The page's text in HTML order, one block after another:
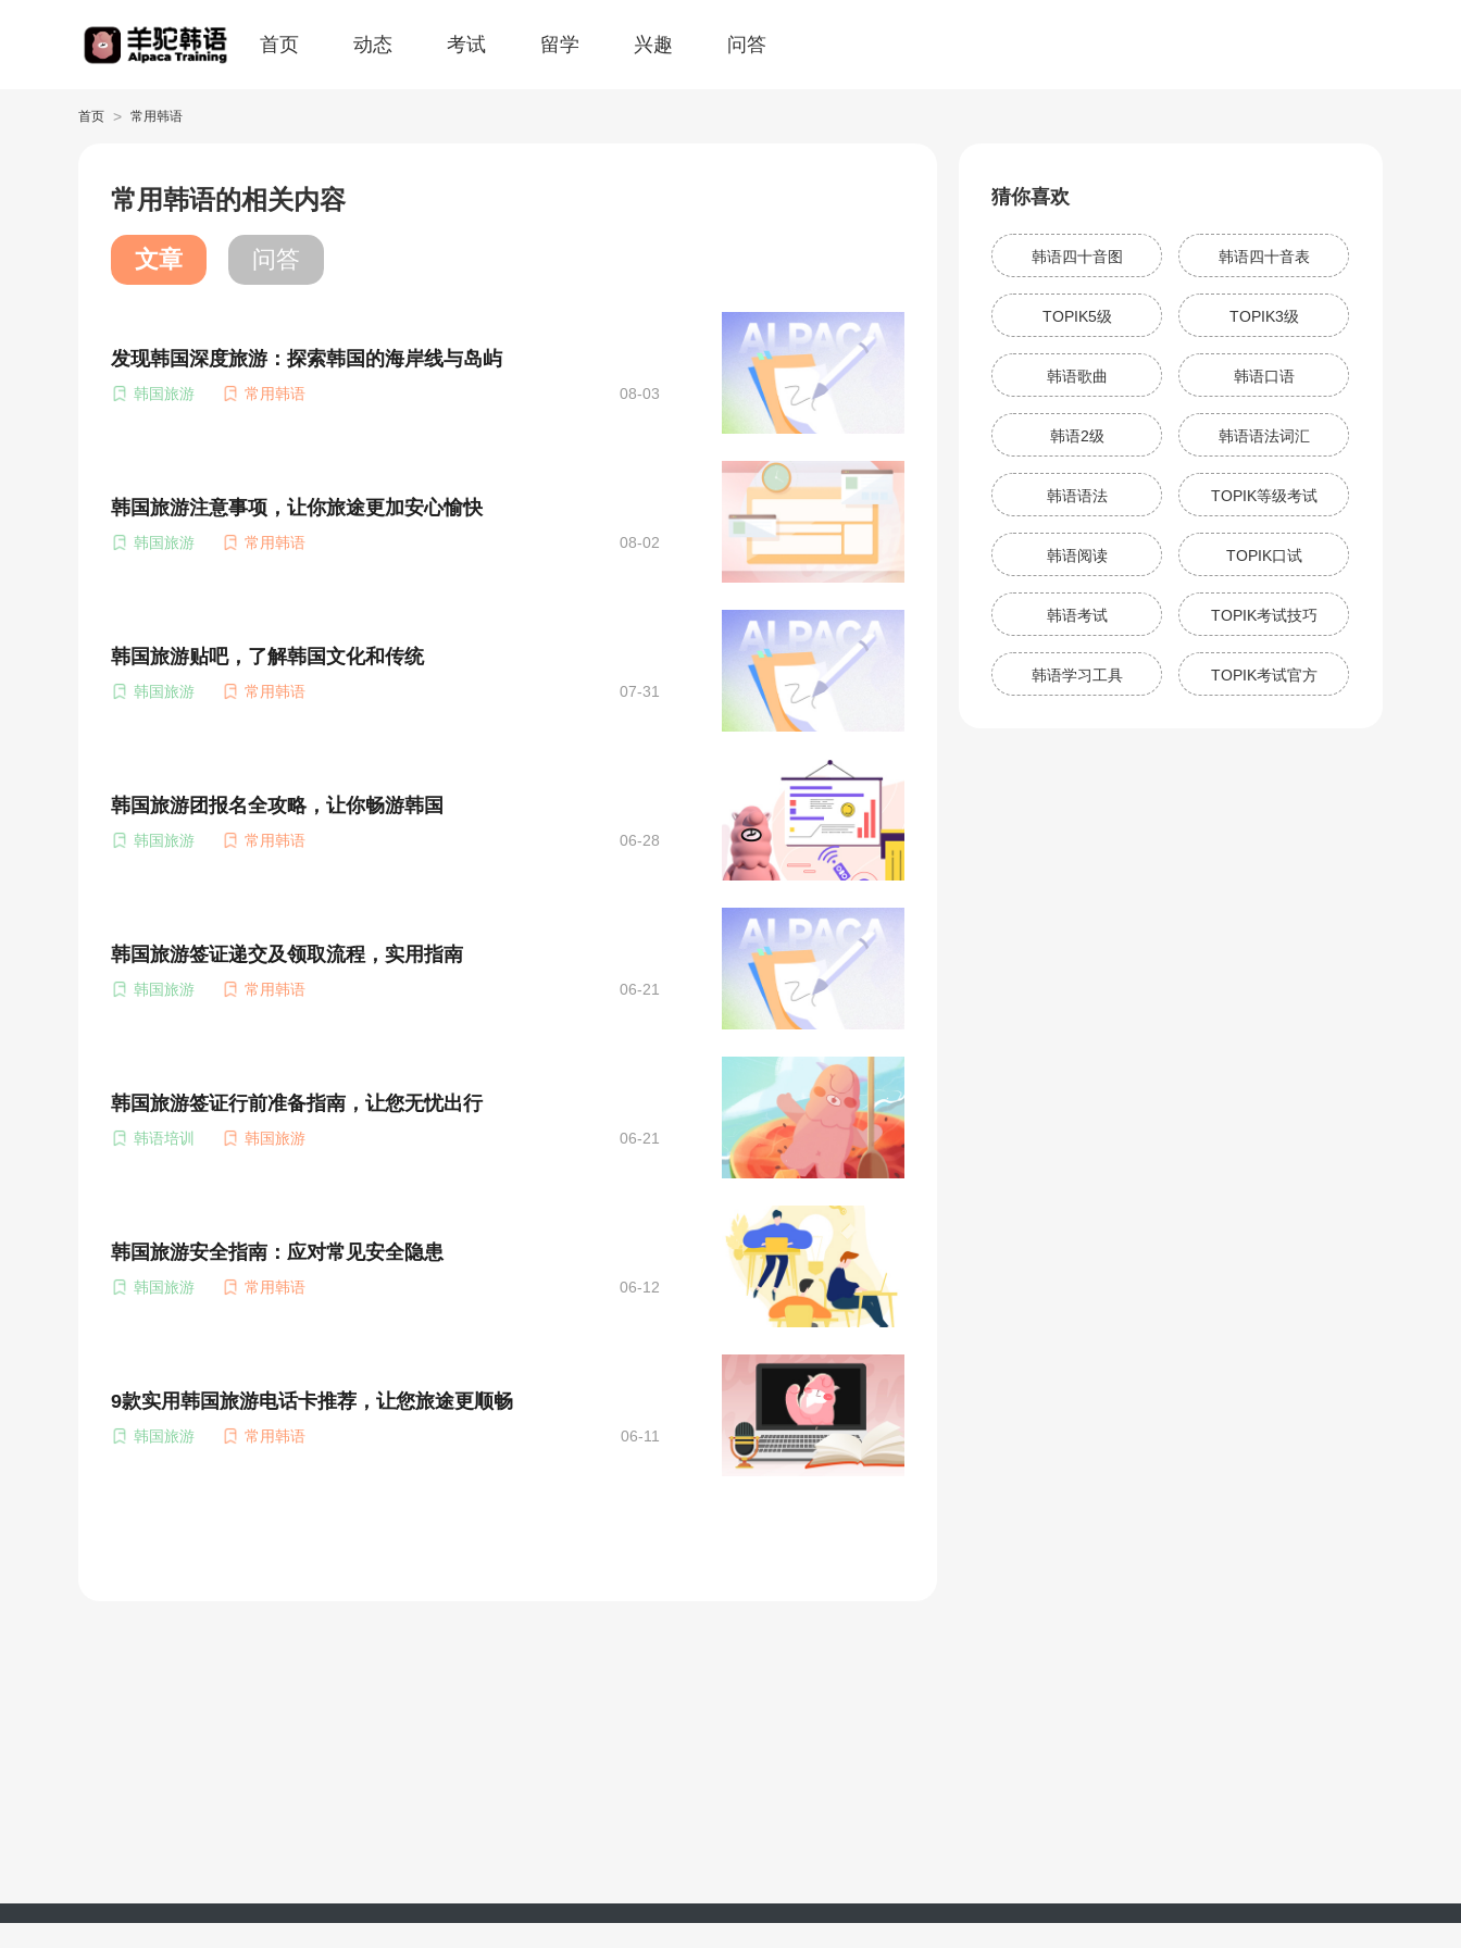
首页 动态 考试 留学 兴趣 问答
首页 > 常用韩语
常用韩语的相关内容
文章 问答
发现韩国深度旅游：探索韩国的海岸线与岛屿
韩国旅游 常用韩语 08-03
韩国旅游注意事项，让你旅途更加安心愉快
韩国旅游 常用韩语 08-02
韩国旅游贴吧，了解韩国文化和传统
韩国旅游 常用韩语 07-31
韩国旅游团报名全攻略，让你畅游韩国
韩国旅游 常用韩语 06-28
韩国旅游签证递交及领取流程，实用指南
韩国旅游 常用韩语 06-21
韩国旅游签证行前准备指南，让您无忧出行
韩语培训 韩国旅游 06-21
韩国旅游安全指南：应对常见安全隐患
韩国旅游 常用韩语 06-12
9款实用韩国旅游电话卡推荐，让您旅途更顺畅
韩国旅游 常用韩语 06-11
猜你喜欢
韩语四十音图 韩语四十音表
TOPIK5级 TOPIK3级
韩语歌曲 韩语口语
韩语2级 韩语语法词汇
韩语语法 TOPIK等级考试
韩语阅读 TOPIK口试
韩语考试 TOPIK考试技巧
韩语学习工具 TOPIK考试官方